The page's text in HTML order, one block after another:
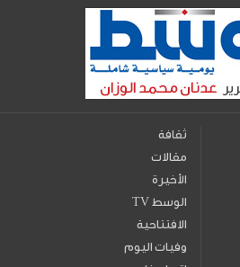
ثقافة
مقالات
الأخيرة
TV الوسط
الافتتاحية
وفيات اليوم